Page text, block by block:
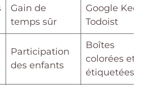
Gain de
temps sûr
Google Keep,
Todoist
Participation
des enfants
Boîtes
colorées et
étiquetées